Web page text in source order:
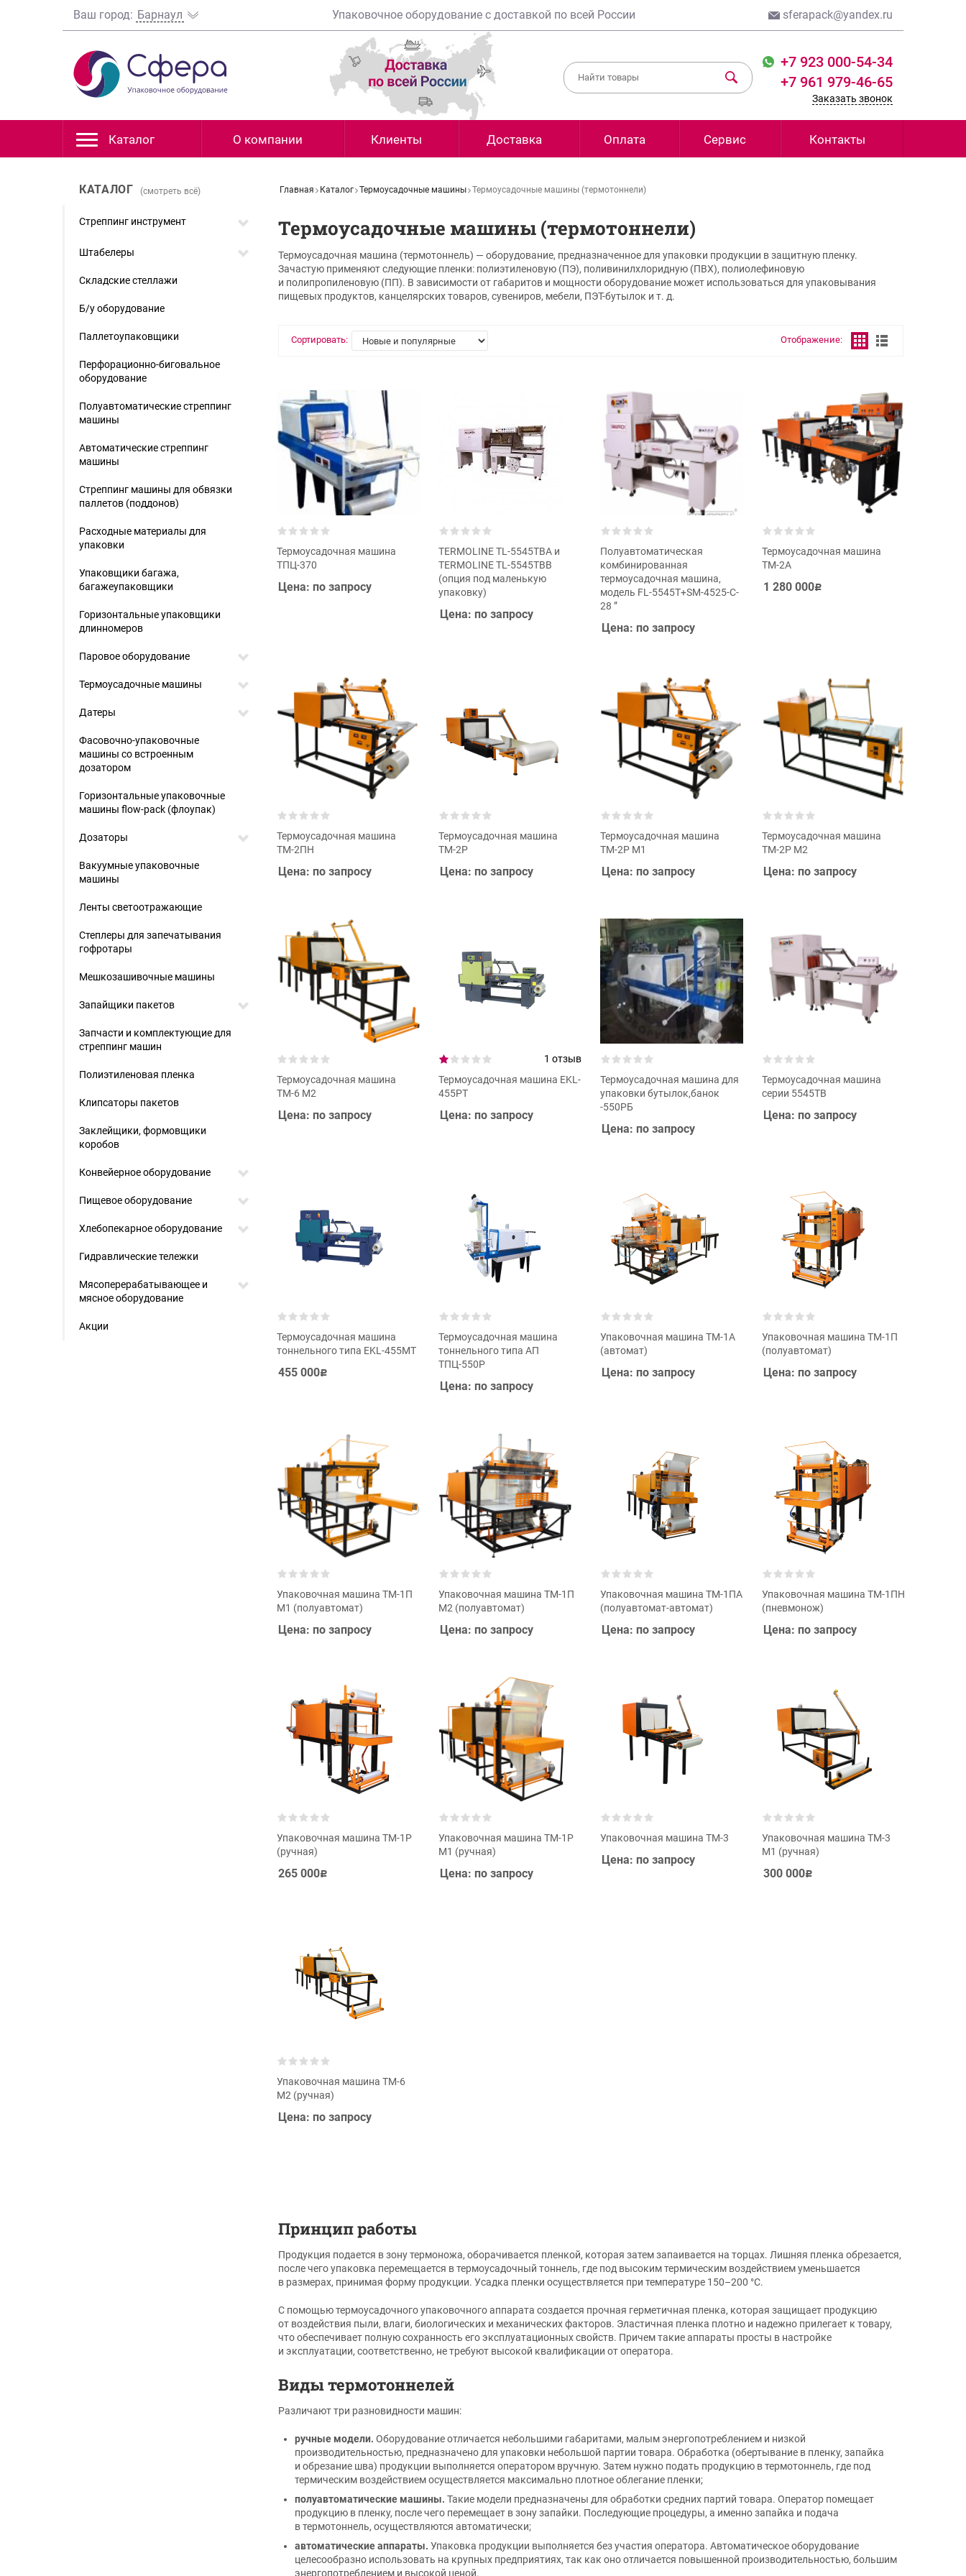
Ваш город: Барнаул Упаковочное оборудование с доставкой по всей России sferapack@yandex.ru
+7 923 000-54-34
+7 961 979-46-65
Заказать звонок
Каталог О компании Клиенты Доставка Оплата Сервис Контакты
Главная Каталог Термоусадочные машины Термоусадочные машины (термотоннели)
Термоусадочные машины (термотоннели)
Термоусадочная машина (термотоннель) — оборудование, предназначенное для упаковки продукции в защитную пленку.
Зачастую применяют следующие пленки: полиэтиленовую (ПЭ), поливинилхлоридную (ПВХ), полиолефиновую
и полипропиленовую (ПП). В зависимости от габаритов и мощности оборудование может использоваться для упаковывания
пищевых продуктов, канцелярских товаров, сувениров, мебели, ПЭТ-бутылок и т. д.
Сортировать: Отображение:
Термоусадочная машина
ТПЦ-370
Цена: по запросу
TERMOLINE TL-5545TBA и
TERMOLINE TL-5545TBB
(опция под маленькую
упаковку)
Цена: по запросу
Полуавтоматическая
комбинированная
термоусадочная машина,
модель FL-5545T+SM-4525-C-
28 ”
Цена: по запросу
Термоусадочная машина
ТМ-2А
1 280 000Р
Термоусадочная машина
ТМ-2ПН
Цена: по запросу
Термоусадочная машина
ТМ-2Р
Цена: по запросу
Термоусадочная машина
ТМ-2Р М1
Цена: по запросу
Термоусадочная машина
ТМ-2Р М2
Цена: по запросу
Термоусадочная машина
ТМ-6 М2
Цена: по запросу
1 отзыв
Термоусадочная машина EKL-
455PT
Цена: по запросу
Термоусадочная машина для
упаковки бутылок,банок
-550РБ
Цена: по запросу
Термоусадочная машина
серии 5545TB
Цена: по запросу
Термоусадочная машина
тоннельного типа EKL-455MT
455 000Р
Термоусадочная машина
тоннельного типа АП
ТПЦ-550Р
Цена: по запросу
Упаковочная машина ТМ-1А
(автомат)
Цена: по запросу
Упаковочная машина ТМ-1П
(полуавтомат)
Цена: по запросу
Упаковочная машина ТМ-1П
М1 (полуавтомат)
Цена: по запросу
Упаковочная машина ТМ-1П
М2 (полуавтомат)
Цена: по запросу
Упаковочная машина ТМ-1ПА
(полуавтомат-автомат)
Цена: по запросу
Упаковочная машина ТМ-1ПН
(пневмонож)
Цена: по запросу
Упаковочная машина ТМ-1Р
(ручная)
265 000Р
Упаковочная машина ТМ-1Р
М1 (ручная)
Цена: по запросу
Упаковочная машина ТМ-3
Цена: по запросу
Упаковочная машина ТМ-3
М1 (ручная)
300 000Р
Упаковочная машина ТМ-6
М2 (ручная)
Цена: по запросу
Принцип работы
Продукция подается в зону термоножа, оборачивается пленкой, которая затем запаивается на торцах. Лишняя пленка обрезается,
после чего упаковка перемещается в термоусадочный тоннель, где под высоким термическим воздействием уменьшается
в размерах, принимая форму продукции. Усадка пленки осуществляется при температуре 150–200 °С.
С помощью термоусадочного упаковочного аппарата создается прочная герметичная пленка, которая защищает продукцию
от воздействия пыли, влаги, биологических и механических факторов. Эластичная пленка плотно и надежно прилегает к товару,
что обеспечивает полную сохранность его эксплуатационных свойств. Причем такие аппараты просты в настройке
и эксплуатации, соответственно, не требуют высокой квалификации от оператора.
Виды термотоннелей
Различают три разновидности машин:
ручные модели. Оборудование отличается небольшими габаритами, малым энергопотреблением и низкой
производительностью, предназначено для упаковки небольшой партии товара. Обработка (обертывание в пленку, запайка
и обрезание шва) продукции выполняется оператором вручную. Затем нужно подать продукцию в термотоннель, где под
термическим воздействием осуществляется максимально плотное облегание пленки;
полуавтоматические машины. Такие модели предназначены для обработки средних партий товара. Оператор помещает
продукцию в пленку, после чего перемещает в зону запайки. Последующие процедуры, а именно запайка и подача
в термотоннель, осуществляются автоматически;
автоматические аппараты. Упаковка продукции выполняется без участия оператора. Автоматическое оборудование
целесообразно использовать на крупных предприятиях, так как оно отличается повышенной производительностью, большим
энергопотреблением и высокой ценой.
КАТАЛОГ (смотреть всё)
Стреппинг инструмент
Штабелеры
Складские стеллажи
Б/у оборудование
Паллетоупаковщики
Перфорационно-биговальное
оборудование
Полуавтоматические стреппинг
машины
Автоматические стреппинг
машины
Стреппинг машины для обвязки
паллетов (поддонов)
Расходные материалы для
упаковки
Упаковщики багажа,
багажеупаковщики
Горизонтальные упаковщики
длинномеров
Паровое оборудование
Термоусадочные машины
Датеры
Фасовочно-упаковочные
машины со встроенным
дозатором
Горизонтальные упаковочные
машины flow-pack (флоупак)
Дозаторы
Вакуумные упаковочные
машины
Ленты светоотражающие
Степлеры для запечатывания
гофротары
Мешкозашивочные машины
Запайщики пакетов
Запчасти и комплектующие для
стреппинг машин
Полиэтиленовая пленка
Клипсаторы пакетов
Заклейщики, формовщики
коробов
Конвейерное оборудование
Пищевое оборудование
Хлебопекарное оборудование
Гидравлические тележки
Мясоперерабатывающее и
мясное оборудование
Акции